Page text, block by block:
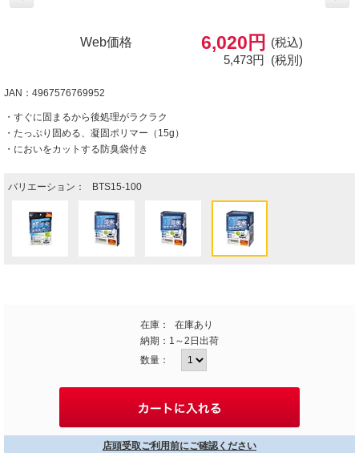
Web価格 6,020円
(税込)
5,473円 (税別)
JAN：4967576769952
・すぐに固まるから後処理がラクラク
・たっぷり固める、凝固ポリマー（15g）
・においをカットする防臭袋付き
バリエーション： BTS15-100
在庫：
在庫あり
納期： 1～2日出荷
数量：
店頭受取ご利用前にご確認ください